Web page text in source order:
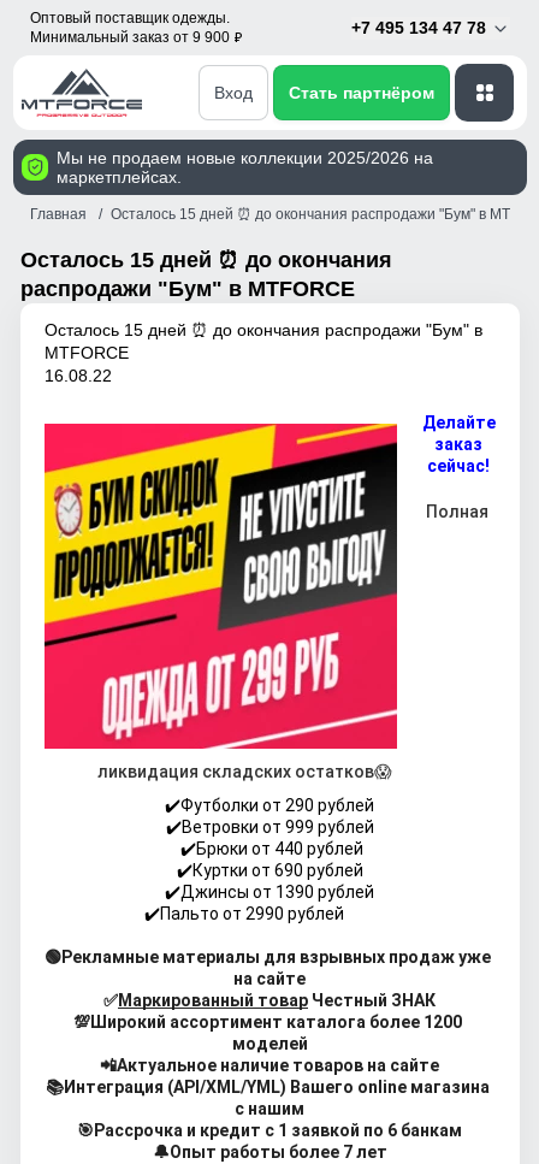
Оптовый поставщик одежды.
Минимальный заказ от 9 900 p
+7 495 134 47 78
Вход Стать партнёром
Мы не продаем новые коллекции 2025/2026 на
маркетплейсах.
Главная Осталось 15 дней ⏰ до окончания распродажи "Бум" в
Осталось 15 дней ⏰ до окончания
распродажи "Бум" в MTFORCE
Осталось 15 дней ⏰ до окончания распродажи "Бум" в
MTFORCE
16.08.22
Делайте
заказ
сейчас!
Полная
ликвидация складских остатков😱
✔️Футболки от 290 рублей
✔️Ветровки от 999 рублей
✔️Брюки от 440 рублей
✔️Куртки от 690 рублей
✔️Джинсы от 1390 рублей
✔️Пальто от 2990 рублей
🟢Рекламные материалы для взрывных продаж уже
на сайте
✅Маркированный товар Честный ЗНАК
💯Широкий ассортимент каталога более 1200
моделей
📲Актуальное наличие товаров на сайте
📚Интеграция (API/XML/YML) Вашего online магазина
с нашим
🎯Рассрочка и кредит с 1 заявкой по 6 банкам
🔔Опыт работы более 7 лет